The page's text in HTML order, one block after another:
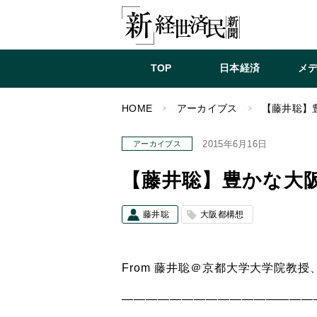
TOP 日本経済 メ
HOME アーカイブス 【藤井聡
アーカイブス 2015年6月16日
【藤井聡】豊かな大
藤井聡 大阪都構想
From 藤井聡＠京都大学大学院教授
——————————